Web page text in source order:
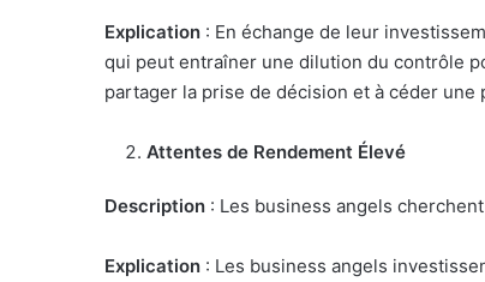
Explication : En échange de leur
qui peut entraîner une dilution du contrôle
partager la prise de décision et à céder
Attentes de Rendement Élevé
Description : Les business angels
Explication : Les business angels